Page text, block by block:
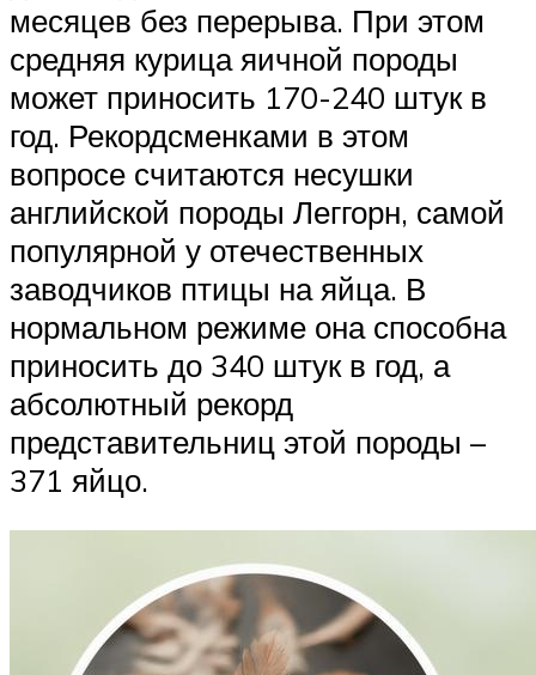
месяцев без перерыва. При этом
средняя курица яичной породы
может приносить 170-240 штук в
год. Рекордсменками в этом
вопросе считаются несушки
английской породы Леггорн, самой
популярной у отечественных
заводчиков птицы на яйца. В
нормальном режиме она способна
приносить до 340 штук в год, а
абсолютный рекорд
представительниц этой породы –
371 яйцо.